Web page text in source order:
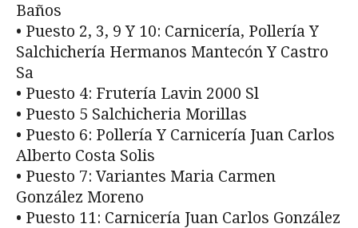
Baños
• Puesto 2, 3, 9 Y 10: Carnicería, Pollería Y
Salchichería Hermanos Mantecón Y Castro
Sa
• Puesto 4: Frutería Lavin 2000 Sl
• Puesto 5 Salchicheria Morillas
• Puesto 6: Pollería Y Carnicería Juan Carlos
Alberto Costa Solis
• Puesto 7: Variantes Maria Carmen
González Moreno
• Puesto 11: Carnicería Juan Carlos González